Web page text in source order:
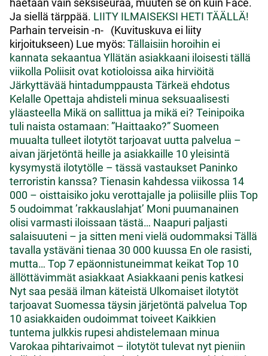
haetaan vain seksiseuraa, muuten se on kuin Face.
Ja siellä tärppää. LIITY ILMAISEKSI HETI TÄÄLLÄ!
Parhain terveisin -n- (Kuvituskuva ei liity
kirjoitukseen) Lue myös: Tällaisiin horoihin ei
kannata sekaantua Yllätän asiakkaani iloisesti tällä
viikolla Poliisit ovat kotioloissa aika hirviöitä
Järkyttävää hintadumppausta Tärkeä ehdotus
Kelalle Opettaja ahdisteli minua seksuaalisesti
yläasteella Mikä on sallittua ja mikä ei? Teinipoika
tuli naista ostamaan: ”Haittaako?”Suomeen
muualta tulleet ilotytöt tarjoavat uutta palvelua –
aivan järjetöntä heille ja asiakkaille 10 yleisintä
kysymystä ilotytölle – tässä vastaukset Paninko
terroristin kanssa? Tienasin kahdessa viikossa 14
000 – oisttaisiko joku verottajalle ja poliisille pliisTop
5 oudoimmat ’rakkauslahjat’ Moni puumanainen
olisi varmasti iloissaan tästä… Naapuri paljasti
salaisuuteni – ja sitten meni vielä oudommaksi Tällä
tavalla ystäväni tienaa 30 000 kuussa En ole rasisti,
mutta… Top 7 epäonnistuneimmat keikatTop 10
ällöttävimmät asiakkaatAsiakkaani penis katkesi
Nyt saa pesää ilman käteistä Ulkomaiset ilotytöt
tarjoavat Suomessa täysin järjetöntä palvelua Top
10 asiakkaiden oudoimmat toiveet Kaikkien
tuntema julkkis rupesi ahdistelemaan minua
Varokaa pihtarivaimot – ilotytöt tulevat nyt pieniin